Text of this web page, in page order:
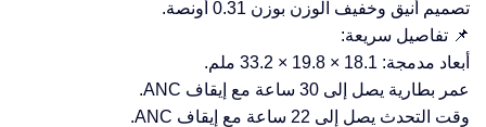
تصميم أنيق وخفيف الوزن بوزن 0.31 أونصة.
📌 تفاصيل سريعة:
أبعاد مدمجة: 18.1 × 19.8 × 33.2 ملم.
عمر بطارية يصل إلى 30 ساعة مع إيقاف ANC.
وقت التحدث يصل إلى 22 ساعة مع إيقاف ANC.